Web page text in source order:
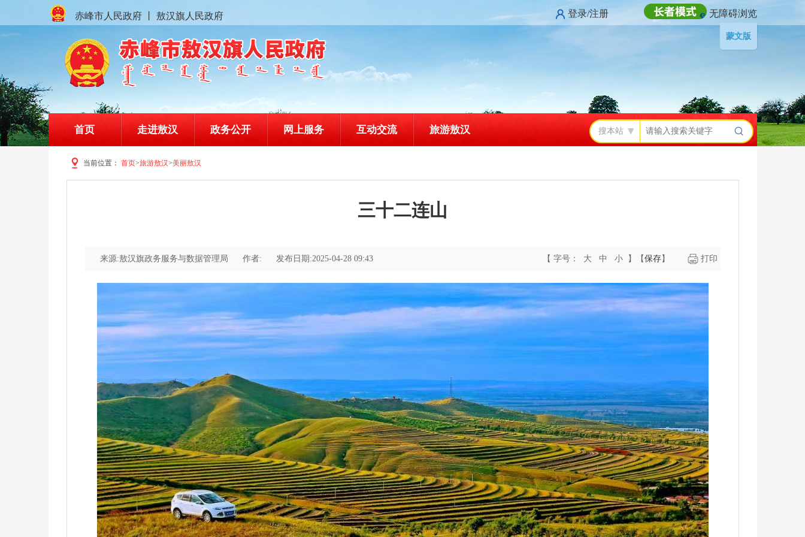
赤峰市人民政府 敖汉旗人民政府 登录/注册 无障碍浏览
蒙文版
首页 走进敖汉 政务公开 网上服务 互动交流 旅游敖汉 搜本站
当前位置： 首页>旅游敖汉>美丽敖汉
三十二连山
来源:敖汉旗政务服务与数据管理局 作者: 发布日期:2025-04-28 09:43 打印
【保存】
【 字号： 大 中 小 】